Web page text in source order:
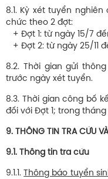
8.1. Kỳ xét tuyển
chức theo 2 đợt:
+ Đợt 1: từ ngày 15/7
+ Đợt 2: từ ngày 25/11
8.2. Thời gian gửi
trước ngày xét tuyển.
8.3. Thời gian công bố
đối với Đợt 1; trong
9. THÔNG TIN TRA CỨU
9.1. Thông tin tra cứu
9.1.1. Thông báo tuyển